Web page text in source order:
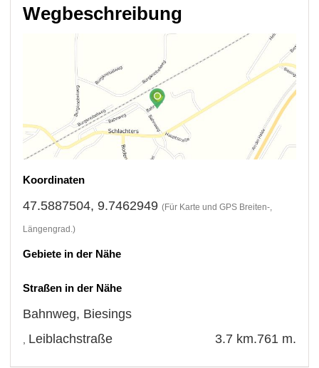
Wegbeschreibung
Koordinaten
47.5887504, 9.7462949 (Für Karte und GPS Breiten-,
Längengrad.)
Gebiete in der Nähe
Straßen in der Nähe
Bahnweg, Biesings
761 m.
Leiblachstraße 3.7 km.